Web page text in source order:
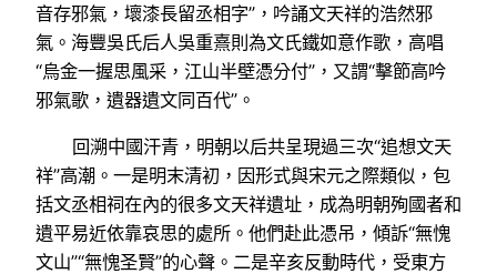
音存邪氣，壞漆長留丞相字”，吟誦文天祥的浩然邪
氣。海豐吳氏后人吳重熹則為文氏鐵如意作歌，高唱
“烏金一握思風采，江山半壁憑分付”，又謂“擊節高吟
邪氣歌，遺器遺文同百代”。
回溯中國汗青，明朝以后共呈現過三次“追想文天
祥”高潮。一是明末清初，因形式與宋元之際類似，包
括文丞相祠在內的很多文天祥遺址，成為明朝殉國者和
遺平易近依靠哀思的處所。他們赴此憑吊，傾訴“無愧
文山”“無愧圣賢”的心聲。二是辛亥反動時代，受東方